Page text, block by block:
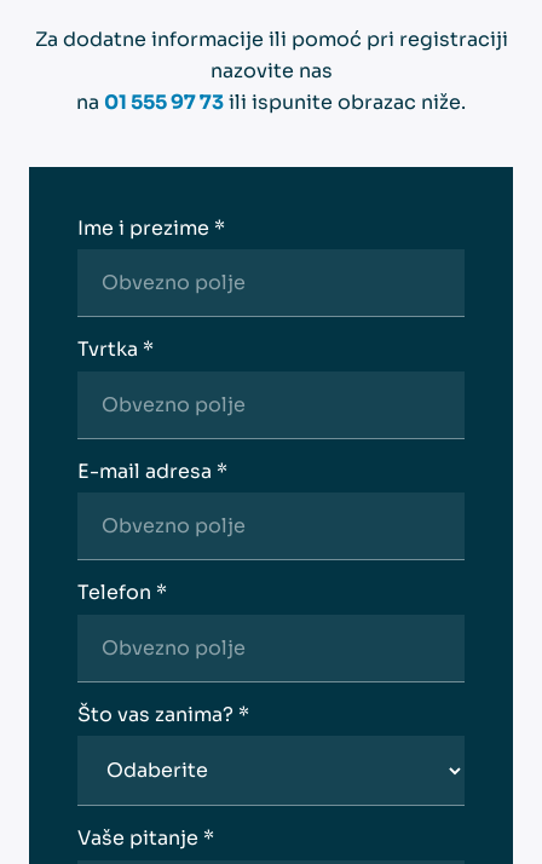
Za dodatne informacije ili pomoć pri registraciji
nazovite nas
na 01 555 97 73ili ispunite obrazac niže.
Ime i prezime *
Tvrtka *
E-mail adresa *
Telefon *
Što vas zanima? *
Vaše pitanje *